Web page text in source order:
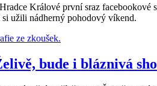
Králové první sraz
užili nádherný pohodový víkend.
bude i bláznivá